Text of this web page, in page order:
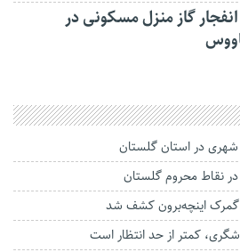
گاز منزل مسکونی در
نقاط محروم گلستان
کمتر از حد انتظار است